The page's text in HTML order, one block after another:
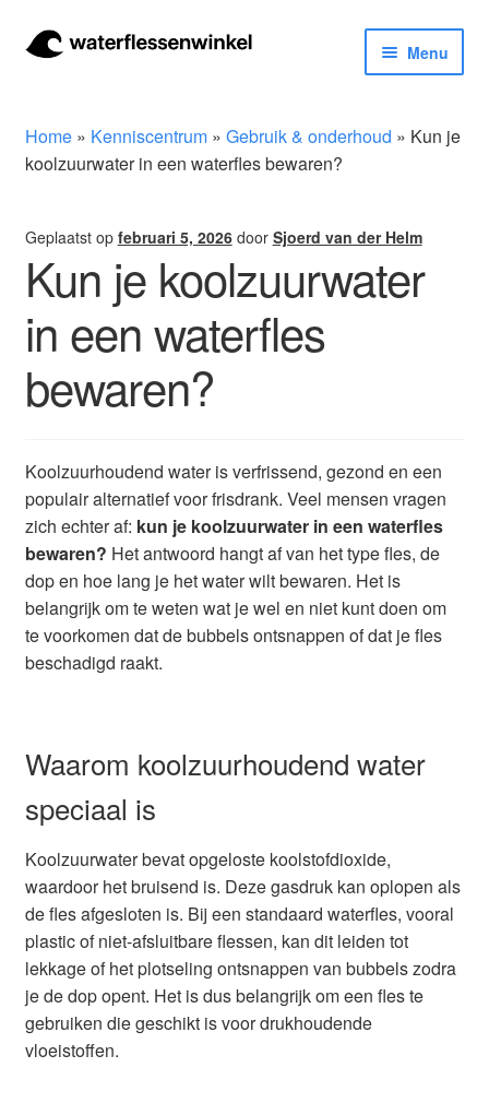
Ga
Ga
Menu
Bidons
Kinderflessen
Drinkfles met rietje
Waterfles met filter
Glazen drinkfles
RVS drinkfles
Broodtrommels & lunchboxen
Aanbiedingen
Waterfles bedrukken
Reviews waterflessenwinkel.nl
Contact Waterflessenwinkel.nl
Home» Kenniscentrum» Gebruik & onderhoud » Kun je
koolzuurwater in een waterfles bewaren?
Geplaatst op februari 5, 2026 door Sjoerd van der Helm
Kun je koolzuurwater
in een waterfles
bewaren?
Koolzuurhoudend water is verfrissend, gezond en een
populair alternatief voor frisdrank. Veel mensen vragen
zich echter af: kun je koolzuurwater in een waterfles
bewaren? Het antwoord hangt af van het type fles, de
dop en hoe lang je het water wilt bewaren. Het is
belangrijk om te weten wat je wel en niet kunt doen om
te voorkomen dat de bubbels ontsnappen of dat je fles
beschadigd raakt.
Waarom koolzuurhoudend water
speciaal is
Koolzuurwater bevat opgeloste koolstofdioxide,
waardoor het bruisend is. Deze gasdruk kan oplopen als
de fles afgesloten is. Bij een standaard waterfles, vooral
plastic of niet-afsluitbare flessen, kan dit leiden tot
lekkage of het plotseling ontsnappen van bubbels zodra
je de dop opent. Het is dus belangrijk om een fles te
gebruiken die geschikt is voor drukhoudende
vloeistoffen.